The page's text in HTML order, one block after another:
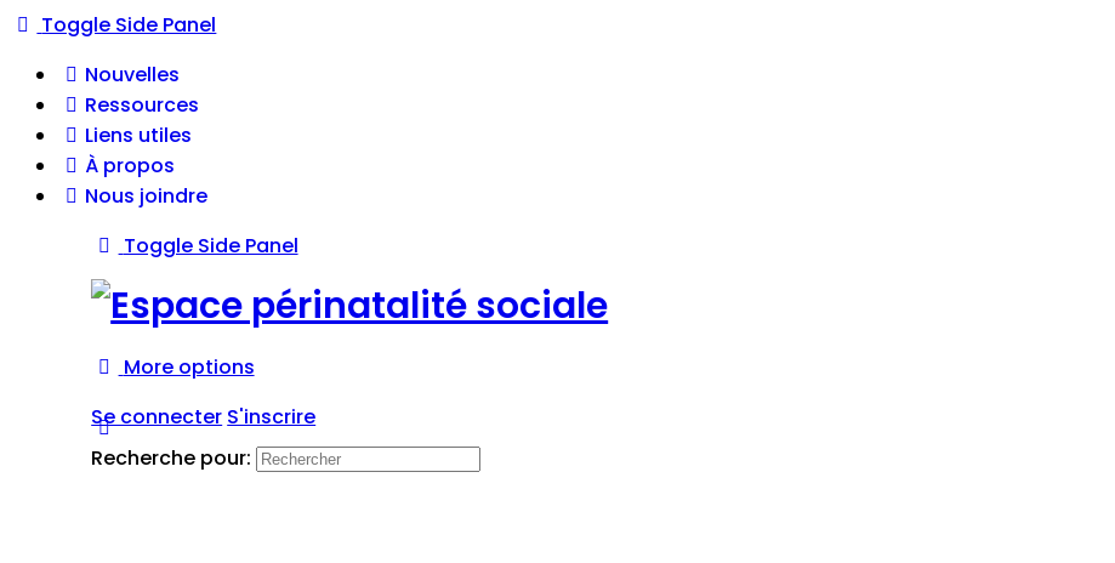
Toggle Side Panel
Nouvelles
Ressources
Liens utiles
À propos
Nous joindre
Toggle Side Panel
More options
Se connecter S'inscrire
Recherche pour: